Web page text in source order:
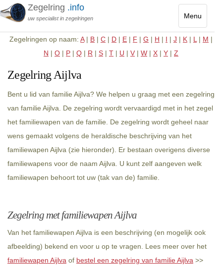
Menu
Toggle
Zegelring .info
uw specialist in zegelringen
Zegelringen op naam: A| B | C | D | E | F | G | H | I | J | K | L | M |
N | O | P | Q | R | S | T | U | V | W | X | Y | Z
Zegelring Aijlva
Bent u lid van familie Aijlva? We helpen u graag met een zegelring
van familie Aijlva. De zegelring wordt vervaardigd met in het zegel
het familiewapen van de familie. De zegelring wordt geheel naar
wens gemaakt volgens de heraldische beschrijving van het
familiewapen Aijlva (zie hieronder). Er bestaan overigens diverse
familiewapens voor de naam Aijlva. U kunt zelf aangeven welk
familiewapen behoort tot uw (tak van de) familie.
Zegelring met familiewapen Aijlva
Van het familiewapen Aijlva is een beschrijving (en mogelijk ook
afbeelding) bekend en voor u op te vragen. Lees meer over het
familiewapen Aijlva of bestel een zegelring van familie Aijlva >>